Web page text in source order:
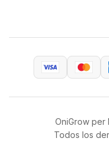
OniGrow per
Todos los